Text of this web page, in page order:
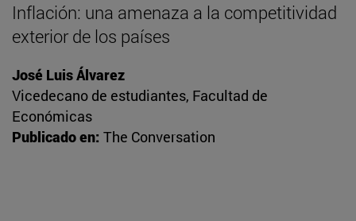
Inflación: una amenaza a la competitividad
exterior de los países
José Luis Álvarez
Vicedecano de estudiantes, Facultad de
Económicas
Publicado en: The Conversation